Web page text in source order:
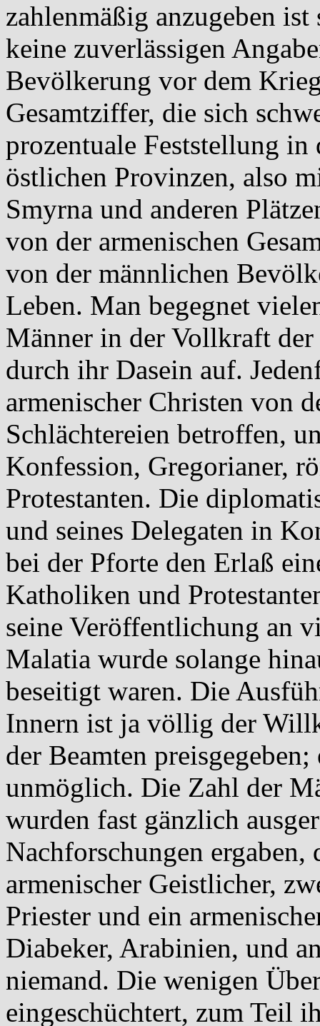
zahlenmäßig anzugeben
keine zuverlässigen
Bevölkerung vor dem
Gesamtziffer, die sich
prozentuale Feststellung in
östlichen Provinzen, also
Smyrna und anderen
von der armenischen
von der männlichen
Leben. Man begegnet
Männer in der Vollkraft
durch ihr Dasein auf.
armenischer Christen von
Schlächtereien betroffen,
Konfession, Gregorianer,
Protestanten. Die
und seines Delegaten in
bei der Pforte den Erlaß
Katholiken und
seine Veröffentlichung an
Malatia wurde solange
beseitigt waren. Die
Innern ist ja völlig der
der Beamten
unmöglich. Die Zahl der
wurden fast gänzlich
Nachforschungen
armenischer Geistlicher,
Priester und ein
Diabeker, Arabinien, und
niemand. Die wenigen
eingeschüchtert, zum Teil